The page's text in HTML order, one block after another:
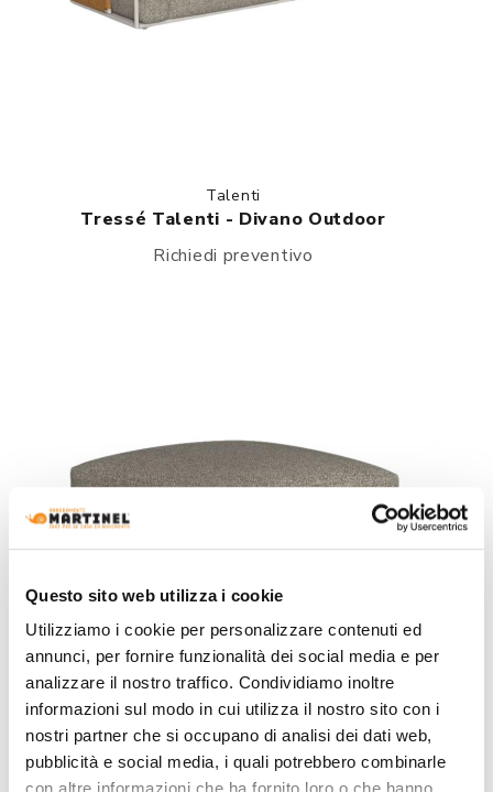
Questo sito web utilizza i cookie
Utilizziamo i cookie per personalizzare contenuti ed
annunci, per fornire funzionalità dei social media e per
analizzare il nostro traffico. Condividiamo inoltre
informazioni sul modo in cui utilizza il nostro sito con i
nostri partner che si occupano di analisi dei dati web,
pubblicità e social media, i quali potrebbero combinarle
Talenti
Tressé Talenti - Divano Outdoor
Richiedi preventivo
Talenti
Tressé Talenti - Pouf Outdoor